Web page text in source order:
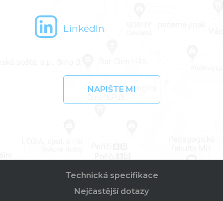
LinkedIn
NAPIŠTE MI
Technická specifikace
Nejčastější dotazy